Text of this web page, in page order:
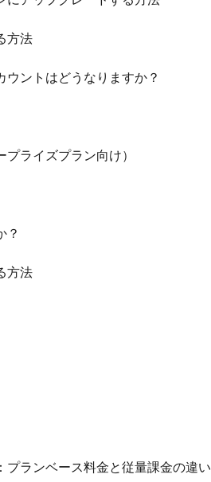
方法
ントはどうなりますか？
ライズプラン向け）
？
方法
ランベース料金と従量課金の違い